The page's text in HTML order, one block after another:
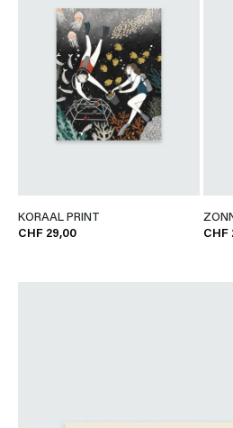
KORAAL PRINT
CHF 29,00
CHF